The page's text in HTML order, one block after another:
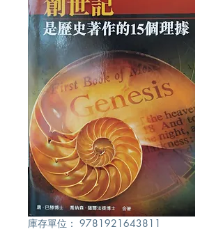
庫存單位： 9781921643811